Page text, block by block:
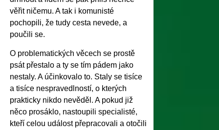
věřit ničemu. A tak i komunisté
pochopili, že tudy cesta nevede, a
poučili se.
O problematických věcech se prostě
psát přestalo a ty se tím pádem jako
nestaly. A účinkovalo to. Staly se tisíce
a tisíce nespravedlností, o kterých
prakticky nikdo nevěděl. A pokud již
něco prosáklo, nastoupili specialisté,
kteří celou událost přepracovali a otočili